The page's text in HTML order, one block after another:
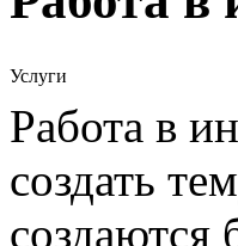
Услуги
Работа в
создать
создаются